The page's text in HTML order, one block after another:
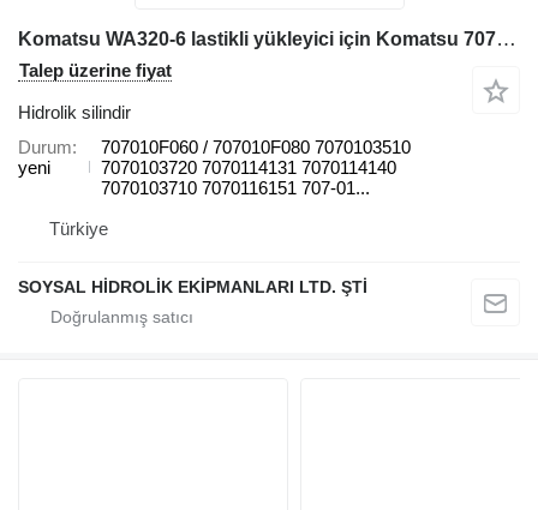
Komatsu WA320-6 lastikli yükleyici için Komatsu 707010F060 hidrolik silindir
Talep üzerine fiyat
Hidrolik silindir
Durum
yeni
707010F060 / 707010F080 7070103510
7070103720 7070114131 7070114140
7070103710 7070116151 707-01...
Türkiye
SOYSAL HİDROLİK EKİPMANLARI LTD. ŞTİ